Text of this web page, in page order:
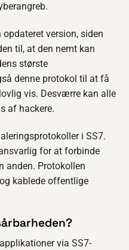
version, siden
til, at den nemt kan
største
denne protokol til at få
vis. Desværre kan alle
af hackere.
i SS7.
for at forbinde
anden. Protokollen
kablede offentlige
via SS7-